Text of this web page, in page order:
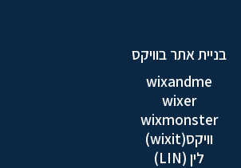
בניית אתר בוויקס
wixandme
wixer
wixmonster
וויקס(wixit)
לין (LIN)